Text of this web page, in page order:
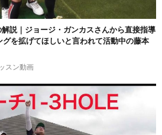
説｜ジョージ・ガンカスさんから直接指導
を拡げてほしいと言われて活動中の藤本
スン動画